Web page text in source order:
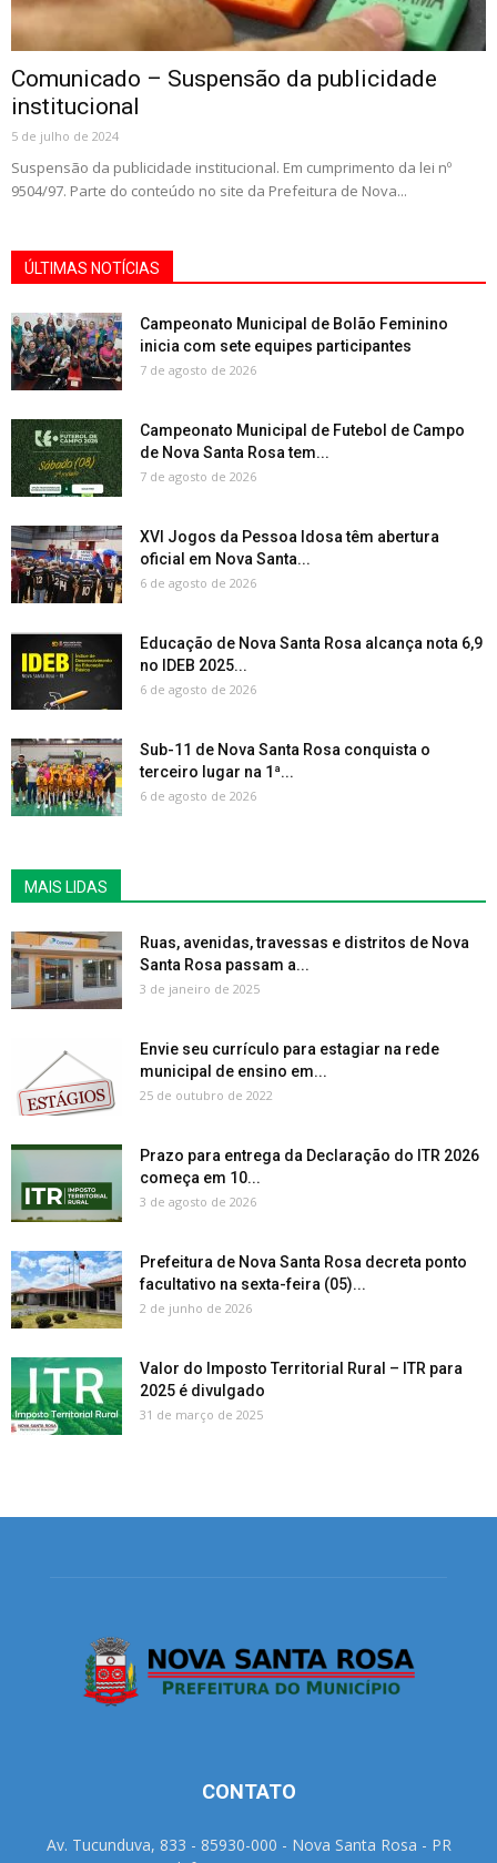
Comunicado – Suspensão da publicidade
institucional
5 de julho de 2024
Suspensão da publicidade institucional. Em cumprimento da lei nº
9504/97. Parte do conteúdo no site da Prefeitura de Nova...
ÚLTIMAS NOTÍCIAS
Campeonato Municipal de Bolão Feminino
inicia com sete equipes participantes
7 de agosto de 2026
Campeonato Municipal de Futebol de Campo
de Nova Santa Rosa tem...
7 de agosto de 2026
XVI Jogos da Pessoa Idosa têm abertura
oficial em Nova Santa...
6 de agosto de 2026
Educação de Nova Santa Rosa alcança nota 6,9
no IDEB 2025...
6 de agosto de 2026
Sub-11 de Nova Santa Rosa conquista o
terceiro lugar na 1ª...
6 de agosto de 2026
MAIS LIDAS
Ruas, avenidas, travessas e distritos de Nova
Santa Rosa passam a...
3 de janeiro de 2025
Envie seu currículo para estagiar na rede
municipal de ensino em...
25 de outubro de 2022
Prazo para entrega da Declaração do ITR 2026
começa em 10...
3 de agosto de 2026
Prefeitura de Nova Santa Rosa decreta ponto
facultativo na sexta-feira (05)...
2 de junho de 2026
Valor do Imposto Territorial Rural – ITR para
2025 é divulgado
31 de março de 2025
CONTATO
Av. Tucunduva, 833 - 85930-000 - Nova Santa Rosa - PR